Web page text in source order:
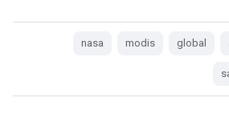
global
modis
nasa